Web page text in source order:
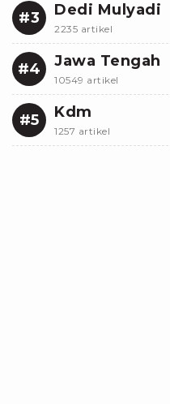
#3 Dedi Mulyadi
2235 artikel
#4 Jawa Tengah
10549 artikel
#5 Kdm
1257 artikel